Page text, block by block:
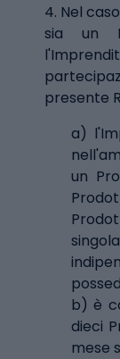
4. Nel
sia un
presente
a)
un
b) è
dieci
mese